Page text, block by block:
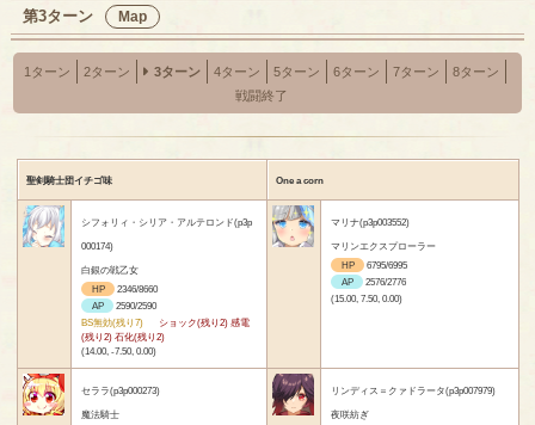
第3ターン Map
1ターン 2ターン 3ターン 4ターン 5ターン 6ターン 7ターン
8ターン
戦闘終了
聖剣騎士団イチゴ味 One a corn
シフォリィ・シリア・アルテロンド(p3p
000174)
白銀の戦乙女
HP
2346/8660
AP
2590/2590
BS無効(残り7)
ショック(残り2) 感電
(残り2) 石化(残り2)
(14.00, -7.50, 0.00)
マリナ(p3p003552)
マリンエクスプローラー
HP
6795/6995
AP
2576/2776
(15.00, 7.50, 0.00)
セララ(p3p000273)
魔法騎士
リンディス＝クァドラータ(p3p007979)
夜咲紡ぎ